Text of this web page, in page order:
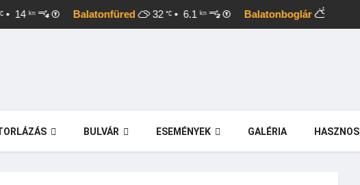
14kn Balatonfüred 32 • 6.1 kn Balatonboglár 30.5
BULVÁR ESEMÉNYEK GALÉRIA HASZNOS